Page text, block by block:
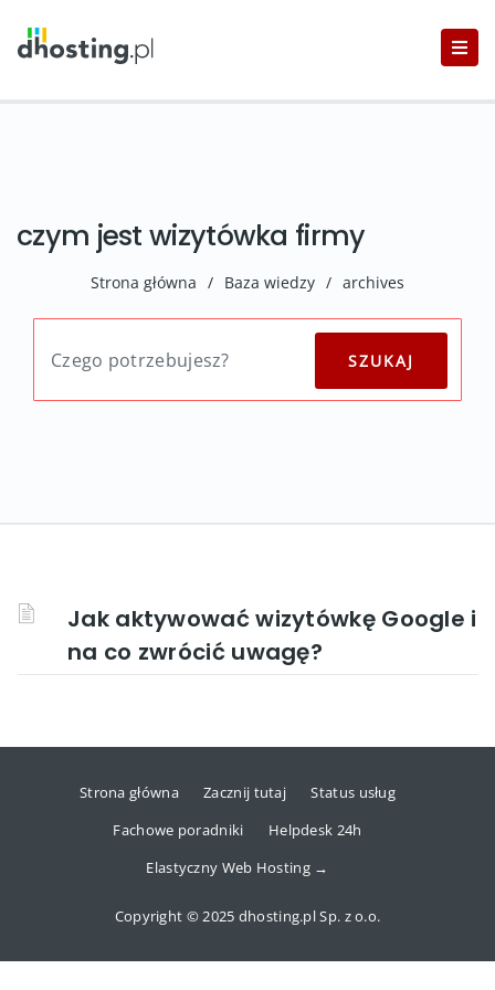
czym jest wizytówka firmy
Strona główna / Baza wiedzy / archives
Jak aktywować wizytówkę Google i
na co zwrócić uwagę?
Strona główna Zacznij tutaj
Status usług
Fachowe poradniki
Helpdesk 24h
Elastyczny Web Hosting →
Copyright © 2025 dhosting.pl Sp. z o.o.